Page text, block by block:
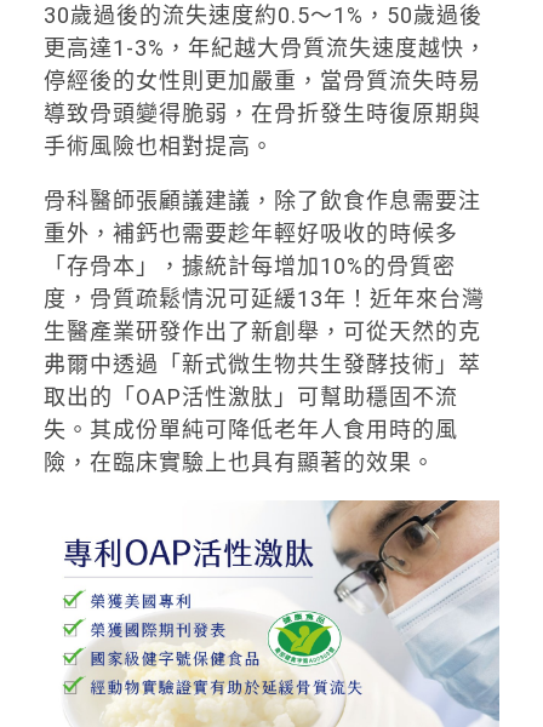
30歲過後的流失速度約0.5～1%，50歲過後
更高達1-3%，年紀越大骨質流失速度越快，
停經後的女性則更加嚴重，當骨質流失時易
導致骨頭變得脆弱，在骨折發生時復原期與
手術風險也相對提高。
骨科醫師張顧議建議，除了飲食作息需要注
重外，補鈣也需要趁年輕好吸收的時候多
「存骨本」，據統計每增加10%的骨質密
度，骨質疏鬆情況可延緩13年！近年來台灣
生醫產業研發作出了新創舉，可從天然的克
弗爾中透過「新式微生物共生發酵技術」萃
取出的「OAP活性激肽」可幫助穩固不流
失。其成份單純可降低老年人食用時的風
險，在臨床實驗上也具有顯著的效果。